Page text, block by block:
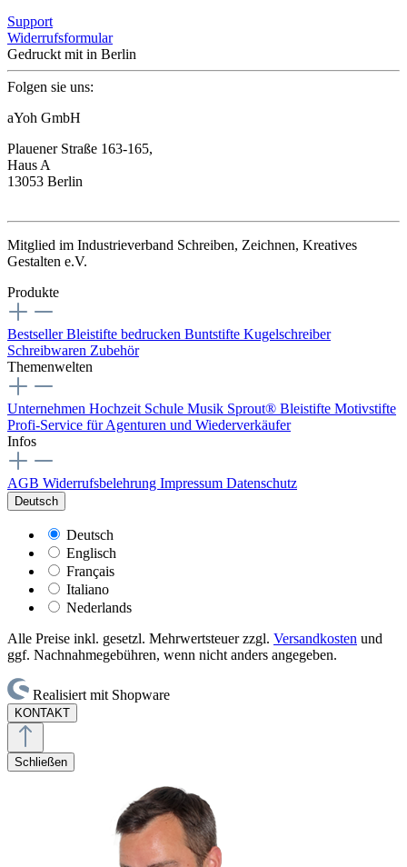
Support
Widerrufsformular
Gedruckt mit in Berlin
Folgen sie uns:
aYoh GmbH
Plauener Straße 163-165,
Haus A
13053 Berlin
Mitglied im Industrieverband Schreiben, Zeichnen, Kreatives
Gestalten e.V.
Produkte
BestsellerBleistifte bedrucken Buntstifte Kugelschreiber
Schreibwaren Zubehör
Themenwelten
Unternehmen Hochzeit Schule Musik Sprout® Bleistifte Motivstifte
Profi-Service für Agenturen und Wiederverkäufer
Infos
AGB Widerrufsbelehrung Impressum Datenschutz
Deutsch
Deutsch
Englisch
Français
Italiano
Nederlands
Alle Preise inkl. gesetzl. Mehrwertsteuer zzgl. Versandkosten und
ggf. Nachnahmegebühren, wenn nicht anders angegeben.
Realisiert mit Shopware
KONTAKT
Schließen